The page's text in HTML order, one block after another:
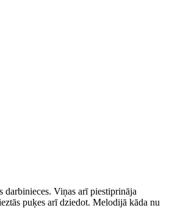
Viņas arī piestiprināja
puķes arī dziedot. Melodijā kāda nu